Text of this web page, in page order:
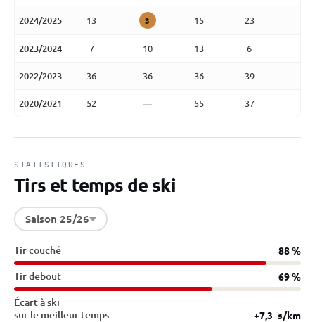
2024/2025 13 3 15 23
2023/2024 7 10 13 6
2022/2023 36 36 36 39
2020/2021 52 — 55 37
STATISTIQUES
Tirs et temps de ski
Saison 25/26
Tir couché 88 %
Tir debout 69 %
Écart à ski
sur le meilleur temps
+7,3 s/km